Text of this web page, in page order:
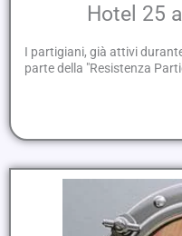
Hotel 25
I partigiani, già attivi
parte della "Resistenza